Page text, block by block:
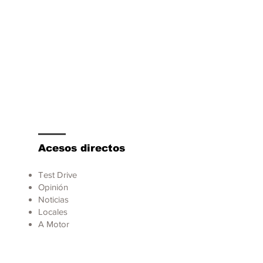
Acesos directos
Test Drive
Opinión
Noticias
Locales
A Motor